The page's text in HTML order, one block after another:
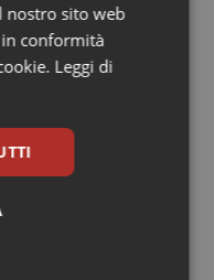
QS Pro
nostro sito web
conformità
Leggi di